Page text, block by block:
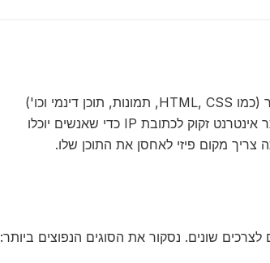
אחסון אתרים הוא שירות המאפשר לשמור את הקבצים של האתר (כמו HTML, CSS, תמונות, תוכן דינמי וכו')
בשרתים, כך שהאתר יהיה נגיש למבקרים דרך האינטרנט. כל אתר אינטרנט זקוק לכתובת IP כדי שאנשים יוכלו
מקום פיזי לאחסן את התוכן שלו.
שונים. נסקור את הסוגים הנפוצים ביותר: